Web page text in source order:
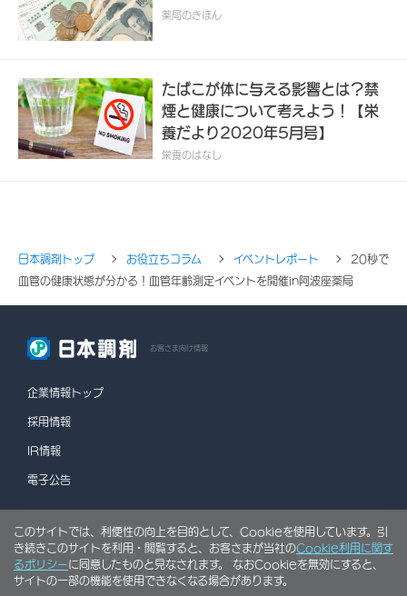
薬局のきほん
たばこが体に与える影響とは？禁
煙と健康について考えよう！【栄
養だより2020年5月号】
栄養のはなし
日本調剤トップ お役立ちコラム イベントレポート
20秒で
血管の健康状態が分かる！血管年齢測定イベントを開催in阿波座薬局
お客さま向け情報
企業情報トップ
採用情報
IR情報
電子公告
情報セキュリティポリシー 個人情報保護方針
利用規約
サイトマップ
このサイトでは、利便性の向上を目的として、Cookieを使用しています。引
き続きこのサイトを利用・閲覧すると、お客さまが当社のCookie利用に関す
るポリシーに同意したものと見なされます。 なおCookieを無効にすると、
サイトの一部の機能を使用できなくなる場合があります。